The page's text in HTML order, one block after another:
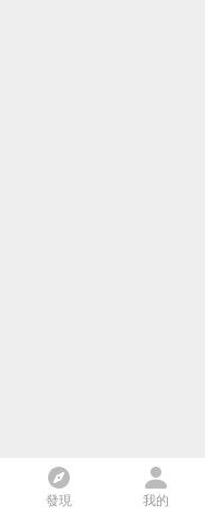
發現 我的